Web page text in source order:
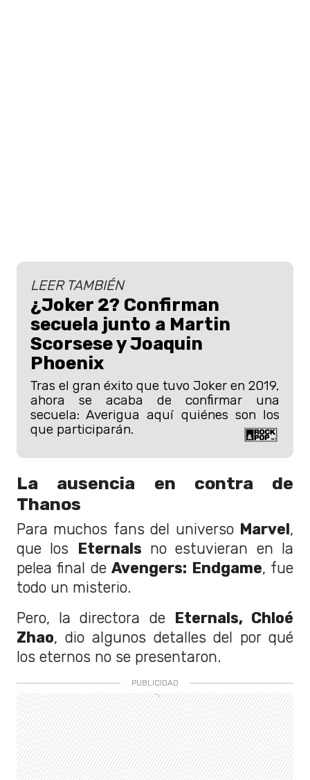
LEER TAMBIÉN
¿Joker 2? Confirman
secuela junto a Martin
Scorsese y Joaquin
Phoenix
Tras el gran éxito que tuvo Joker en 2019,
ahora se acaba de confirmar una
secuela: Averigua aquí quiénes son los
que participarán.
La ausencia en contra de
Thanos
Para muchos fans del universo Marvel,
que los Eternals no estuvieran en la
pelea final deAvengers: Endgame, fue
todo un misterio.
Pero, la directora de Eternals, Chloé
Zhao, dio algunos detalles del por qué
los eternos no se presentaron.